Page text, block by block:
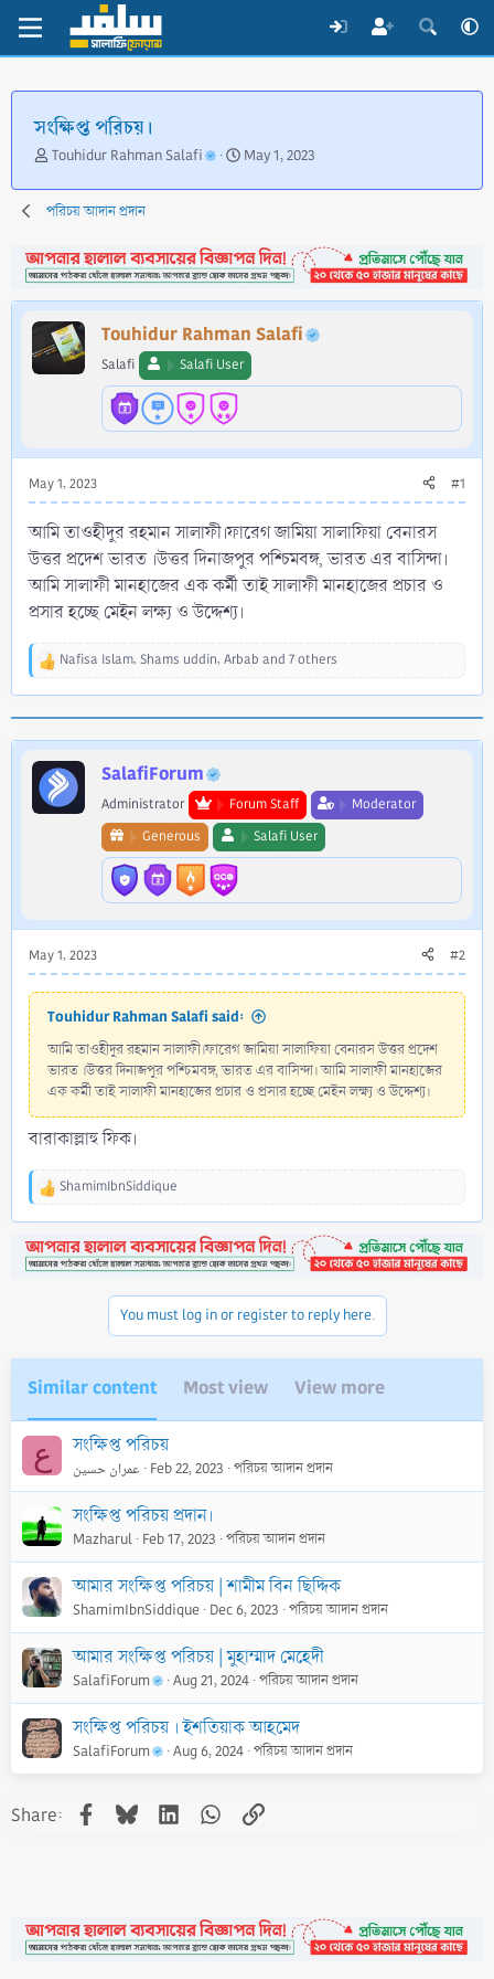
সংক্ষিপ্ত পরিচয়।
T
r
e
d
s
t
a
r
Touhidur Rahman Salafi
S
a
d
a
t
May 1, 2023
পরিচয় আদান প্রদান
Touhidur Rahman Salafi
Salafi Salafi User
May 1, 2023 #1
আমি তাওহীদুর রহমান সালাফী।ফারেগ জামিয়া সালাফিয়া বেনারস
উত্তর প্রদেশ ভারত ।উত্তর দিনাজপুর পশ্চিমবঙ্গ, ভারত এর বাসিন্দা।
আমি সালাফী মানহাজের এক কর্মী তাই সালাফী মানহাজের প্রচার ও
প্রসার হচ্ছে মেইন লক্ষ্য ও উদ্দেশ্য।
R
t
i
o
n
Nafisa Islam, Shams uddin, Arbab and 7 others
SalafiForum
Administrator Forum Staff
Moderator
Generous
Salafi User
May 1, 2023 #2
Touhidur Rahman Salafi said:
আমি তাওহীদুর রহমান সালাফী।ফারেগ জামিয়া সালাফিয়া বেনারস উত্তর প্রদেশ
ভারত ।উত্তর দিনাজপুর পশ্চিমবঙ্গ, ভারত এর বাসিন্দা। আমি সালাফী মানহাজের
এক কর্মী তাই সালাফী মানহাজের প্রচার ও প্রসার হচ্ছে মেইন লক্ষ্য ও উদ্দেশ্য।
বারাকাল্লাহু ফিক।
R
c
t
s
ShamimIbnSiddique
You must log in or register to reply here.
Similar content Most view View more
ع সংক্ষিপ্ত পরিচয়
عمران حسين Feb 22, 2023 পরিচয় আদান প্রদান
সংক্ষিপ্ত পরিচয় প্রদান।
Mazharul Feb 17, 2023 পরিচয় আদান প্রদান
আমার সংক্ষিপ্ত পরিচয় | শামীম বিন ছিদ্দিক
ShamimIbnSiddique Dec 6, 2023 পরিচয় আদান প্রদান
আমার সংক্ষিপ্ত পরিচয় | মুহাম্মাদ মেহেদী
SalafiForum Aug 21, 2024 পরিচয় আদান প্রদান
সংক্ষিপ্ত পরিচয় । ইশতিয়াক আহমেদ
SalafiForum Aug 6, 2024 পরিচয় আদান প্রদান
Share: Facebook
BlueskyLinkedInWhatsApp
Link